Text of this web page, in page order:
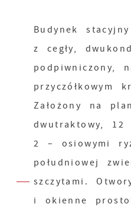
Budynek
z cegły,
podpiwniczony,
przyczółkowym
Założony na
dwutraktowy,
2 – osiowymi
południowej
szczytami.
i okienne